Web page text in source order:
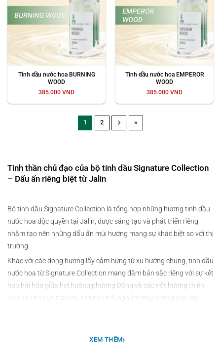
Tinh dầu nước hoa BURNING
WOOD
385.000 VND
Tinh dầu nước hoa EMPEROR
WOOD
385.000 VND
1 2 »
Tinh thần chủ đạo của bộ tinh dầu Signature Collection
– Dấu ấn riêng biệt từ Jalin
Bộ tinh dầu Signature Collection là tổng hợp những hương tinh dầu
nước hoa độc quyền tại Jalin, được sáng tạo và phát triển riêng
nhằm tạo nên những dấu ấn mùi hương mang sự khác biệt so với thị
trường.
Khác với các dòng hương lấy cảm hứng từ xu hướng chung, tinh dầu
nước hoa từ Signature Collection mang đậm bản sắc riêng với sự kết
hợp hài hòa giữa hơi hướng phương Đông và các nốt hương thiên
nhiên từ hoa và trái cây, tạo nên trải nghiệm mùi hương vừa sâu
XEM THÊM›